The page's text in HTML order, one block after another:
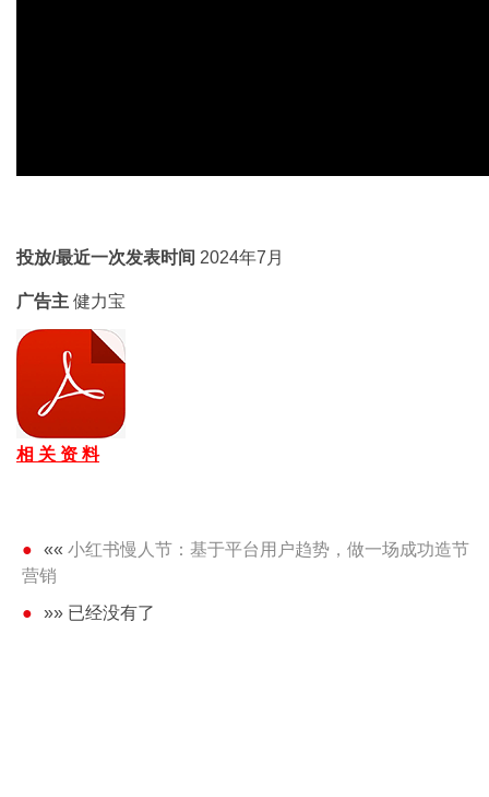
投放/最近一次发表时间 2024年7月
广告主 健力宝
相 关 资 料
«« 小红书慢人节：基于平台用户趋势，做一场成功造节
营销
»» 已经没有了